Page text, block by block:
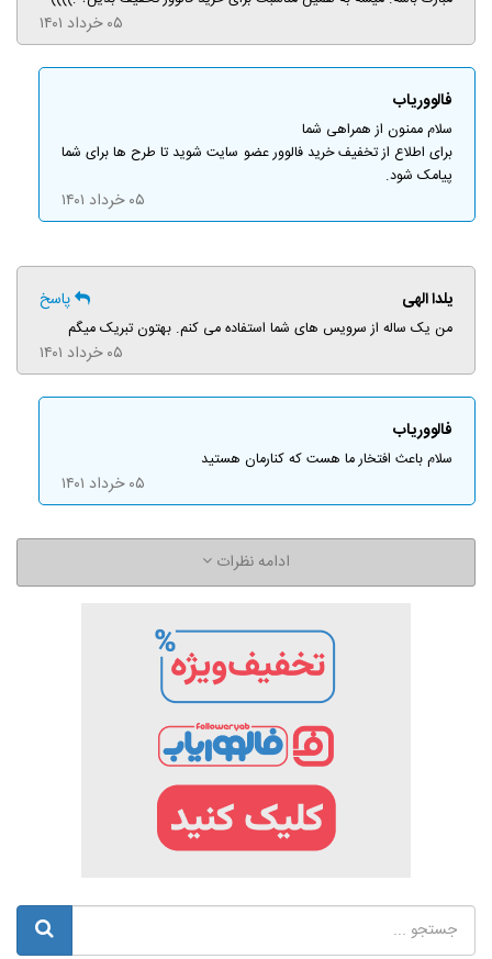
۰۵ خرداد ۱۴۰۱
فالووریاب
سلام ممنون از همراهی شما
برای اطلاع از تخفیف خرید فالوور عضو سایت شوید تا طرح ها برای شما
پیامک شود.
۰۵ خرداد ۱۴۰۱
یلدا الهی پاسخ
من یک ساله از سرویس های شما استفاده می کنم. بهتون تبریک میگم
۰۵ خرداد ۱۴۰۱
فالووریاب
سلام باعث افتخار ما هست که کنارمان هستید
۰۵ خرداد ۱۴۰۱
ادامه نظرات